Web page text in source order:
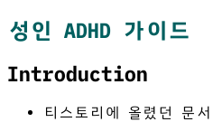
성인 ADHD 가이드
Introduction
티스토리에 올렸던 문